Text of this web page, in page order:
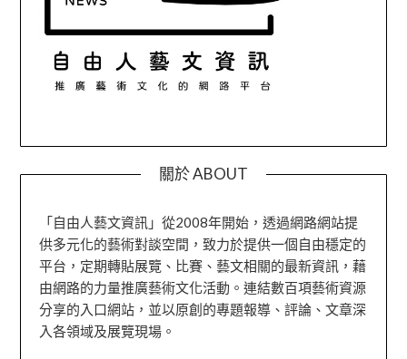
關於 ABOUT
「自由人藝文資訊」從2008年開始，透過網路網站提
供多元化的藝術對談空間，致力於提供一個自由穩定的
平台，定期轉貼展覽、比賽、藝文相關的最新資訊，藉
由網路的力量推廣藝術文化活動。連結數百項藝術資源
分享的入口網站，並以原創的專題報導、評論、文章深
入各領域及展覽現場。